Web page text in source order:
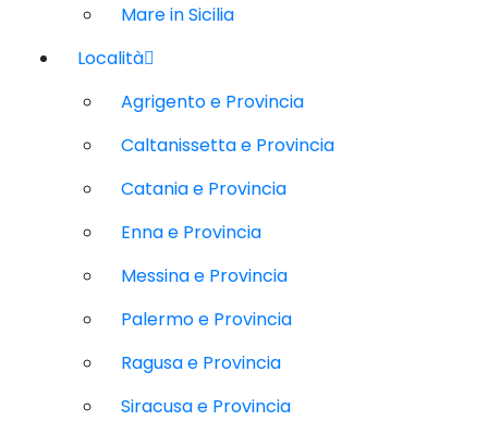
Mare in Sicilia
Località
Agrigento e Provincia
Caltanissetta e Provincia
Catania e Provincia
Enna e Provincia
Messina e Provincia
Palermo e Provincia
Ragusa e Provincia
Siracusa e Provincia